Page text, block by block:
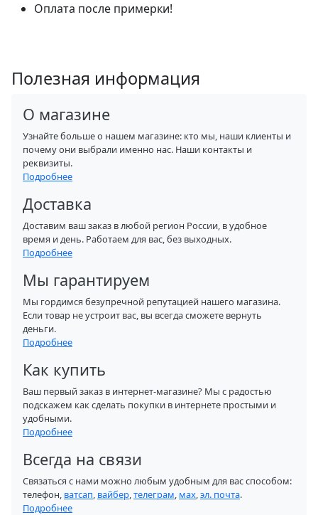
Оплата после примерки!
Полезная информация
О магазине
Узнайте больше о нашем магазине: кто мы, наши клиенты и
почему они выбрали именно нас. Наши контакты и
реквизиты.
Подробнее
Доставка
Доставим ваш заказ в любой регион России, в удобное
время и день. Работаем для вас, без выходных.
Подробнее
Мы гарантируем
Мы гордимся безупречной репутацией нашего магазина.
Если товар не устроит вас, вы всегда сможете вернуть
деньги.
Подробнее
Как купить
Ваш первый заказ в интернет-магазине? Мы с радостью
подскажем как сделать покупки в интернете простыми и
удобными.
Подробнее
Всегда на связи
Связаться с нами можно любым удобным для вас способом:
телефон, ватсап, вайбер,телеграм, мах,эл. почта.
Подробнее